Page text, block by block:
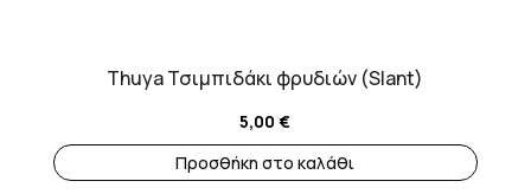
Thuya Τσιμπιδάκι φρυδιών (Slant)
5,00€
Προσθήκη στο καλάθι